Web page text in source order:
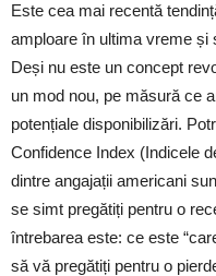
Este cea mai recentă
amploare în ultima vreme și
Deși nu este un concept
un mod nou, pe măsură ce
potențiale disponibilizări.
Confidence Index (Indicele
dintre angajații americani
se simt pregătiți pentru o
întrebarea este: ce este
să vă pregătiți pentru o